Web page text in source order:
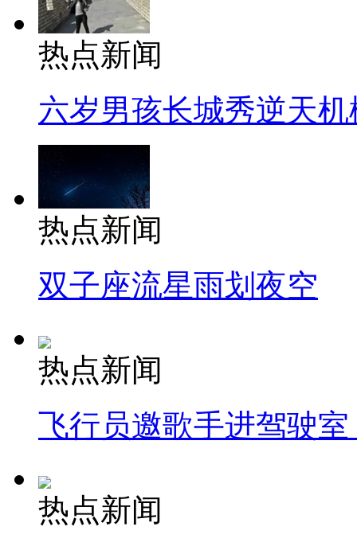
热点新闻
六岁男孩长城秀逆天机
热点新闻
双子座流星雨划夜空
热点新闻
飞行员邀歌手进驾驶
热点新闻